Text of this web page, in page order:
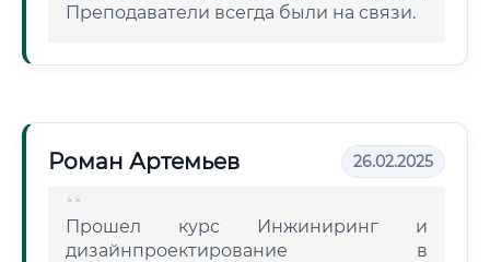
Преподаватели всегда были на связи.
Роман Артемьев 26.02.2025
Прошел курс Инжиниринг и
дизайнпроектирование в